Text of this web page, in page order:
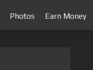
Photos Earn Money